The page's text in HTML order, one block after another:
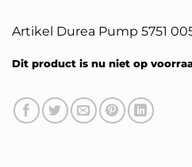
Artikel Durea Pump 5751
Dit product is nu niet op
Alternative: